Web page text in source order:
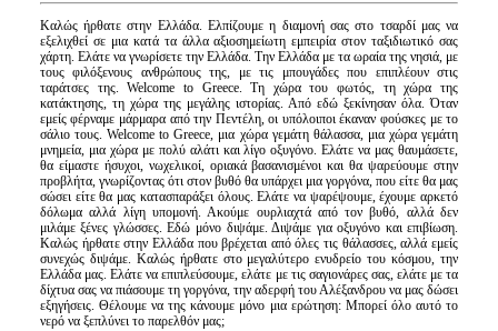
Καλώς ήρθατε στην Ελλάδα. Ελπίζουμε η διαμονή σας στο τσαρδί μας να
εξελιχθεί σε μια κατά τα άλλα αξιοσημείωτη εμπειρία στον ταξιδιωτικό σας
χάρτη. Ελάτε να γνωρίσετε την Ελλάδα. Την Ελλάδα με τα ωραία της νησιά, με
τους φιλόξενους ανθρώπους της, με τις μπουγάδες που επιπλέουν στις
ταράτσες της. Welcome to Greece. Τη χώρα του φωτός, τηχώρα της
κατάκτησης, τη χώρα της μεγάλης ιστορίας. Από εδώ ξεκίνησαν όλα. Όταν
εμείςφέρναμε μάρμαρα από την Πεντέλη, οι υπόλοιποι έκαναν φούσκες με το
σάλιο τους.Welcome to Greece, μια χώρα γεμάτη θάλασσα, μια χώρα γεμάτη
μνημεία, μια χώρα με πολύ αλάτι και λίγο οξυγόνο. Ελάτε να μας θαυμάσετε,
θα είμαστε ήσυχοι, νωχελικοί, οριακά βασανισμένοι και θα ψαρεύουμε στην
προβλήτα, γνωρίζοντας ότι στον βυθό θα υπάρχει μια γοργόνα, που είτε θα μας
σώσει είτε θα μας κατασπαράξει όλους.Ελάτε να ψαρέψουμε, έχουμε αρκετό
δόλωμα αλλά λίγη υπομονή. Ακούμε ουρλιαχτά απότον βυθό, αλλά δεν
μιλάμε ξένες γλώσσες. Εδώ μόνο διψάμε. Διψάμε για οξυγόνο καιεπιβίωση.
Καλώς ήρθατε στην Ελλάδα που βρέχεται από όλες τις θάλασσες, αλλά εμείς
συνεχώς διψάμε. Καλώς ήρθατε στο μεγαλύτερο ενυδρείο του κόσμου, την
Ελλάδα μας.Ελάτε να επιπλεύσουμε, ελάτε με τις σαγιονάρες σας, ελάτε με τα
δίχτυα σας να πιάσουμε τη γοργόνα, την αδερφή του Αλέξανδρου να μας δώσει
εξηγήσεις. Θέλουμε να της κάνουμε μόνο μια ερώτηση: Μπορεί όλο αυτό το
νερό να ξεπλύνει το παρελθόν μας;